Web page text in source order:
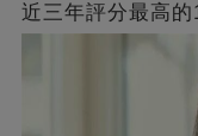
近三年評分最高的